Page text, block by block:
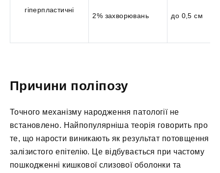
гіперпластичні
2% захворювань до 0,5 см
Причини поліпозу
Точного механізму народження патології не
встановлено. Найпопулярніша теорія говорить про
те, що нарости виникають як результат потовщення
залізистого епітелію. Це відбувається при частому
пошкодженні кишкової слизової оболонки та